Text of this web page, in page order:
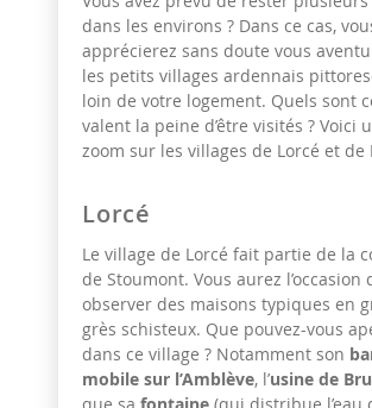
dans les environs ? Dans ce cas,
apprécierez sans doute vous
les petits villages ardennais
loin de votre logement. Quels sont
valent la peine d’être visités ? Voici
zoom sur les villages de Lorcé et de
Lorcé
Le village de Lorcé fait partie de la
de Stoumont. Vous aurez l’occasion
observer des maisons typiques en
grès schisteux. Que pouvez-vous
dans ce village ? Notamment son
mobile sur l’Amblève, l’usine de Bru